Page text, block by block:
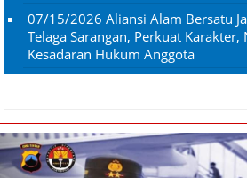
07/15/2026 Aliansi Alam Bersatu
Telaga Sarangan, Perkuat
Kesadaran Hukum Anggota